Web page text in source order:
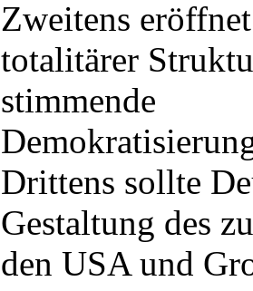
Zweitens
totalitärer
stimmende
Drittens sollte
Gestaltung des
den USA und